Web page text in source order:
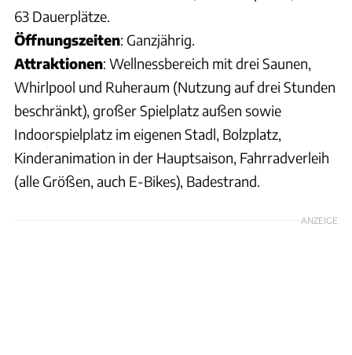
63 Dauerplätze.
Öffnungszeiten: Ganzjährig.
Attraktionen: Wellnessbereich mit drei Saunen,
Whirlpool und Ruheraum (Nutzung auf drei Stunden
beschränkt), großer Spielplatz außen sowie
Indoorspielplatz im eigenen Stadl, Bolzplatz,
Kinderanimation in der Hauptsaison, Fahrradverleih
(alle Größen, auch E-Bikes), Badestrand.
ANZEIGE